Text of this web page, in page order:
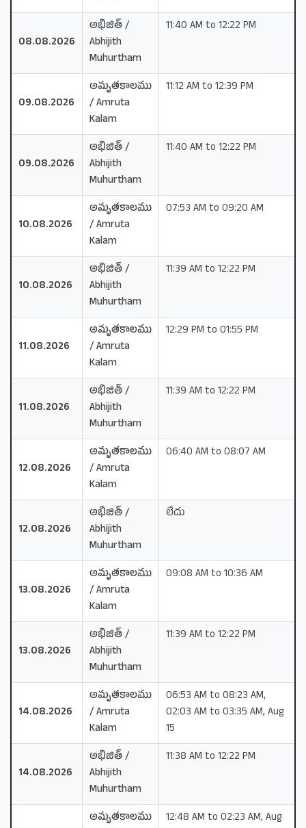
08.08.2026
అభిజిత్ /
Abhijith
Muhurtham
11:40 AM to 12:22 PM
09.08.2026
అమృతకాలము
/ Amruta
Kalam
11:12 AM to 12:39 PM
09.08.2026
అభిజిత్ /
Abhijith
Muhurtham
11:40 AM to 12:22 PM
10.08.2026
అమృతకాలము
/ Amruta
Kalam
07:53 AM to 09:20 AM
10.08.2026
అభిజిత్ /
Abhijith
Muhurtham
11:39 AM to 12:22 PM
11.08.2026
అమృతకాలము
/ Amruta
Kalam
12:29 PM to 01:55 PM
11.08.2026
అభిజిత్ /
Abhijith
Muhurtham
11:39 AM to 12:22 PM
12.08.2026
అమృతకాలము
/ Amruta
Kalam
06:40 AM to 08:07 AM
12.08.2026
అభిజిత్ /
Abhijith
Muhurtham
లేదు
13.08.2026
అమృతకాలము
/ Amruta
Kalam
09:08 AM to 10:36 AM
13.08.2026
అభిజిత్ /
Abhijith
Muhurtham
11:39 AM to 12:22 PM
14.08.2026
అమృతకాలము
/ Amruta
Kalam
06:53 AM to 08:23 AM,
02:03 AM to 03:35 AM, Aug
15
14.08.2026
అభిజిత్ /
Abhijith
Muhurtham
11:38 AM to 12:22 PM
అమృతకాలము
12:48 AM to 02:23 AM, Aug